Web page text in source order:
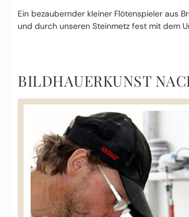
Ein bezaubernder kleiner Flötenspieler aus
und durch unseren Steinmetz fest mit dem
BILDHAUERKUNST